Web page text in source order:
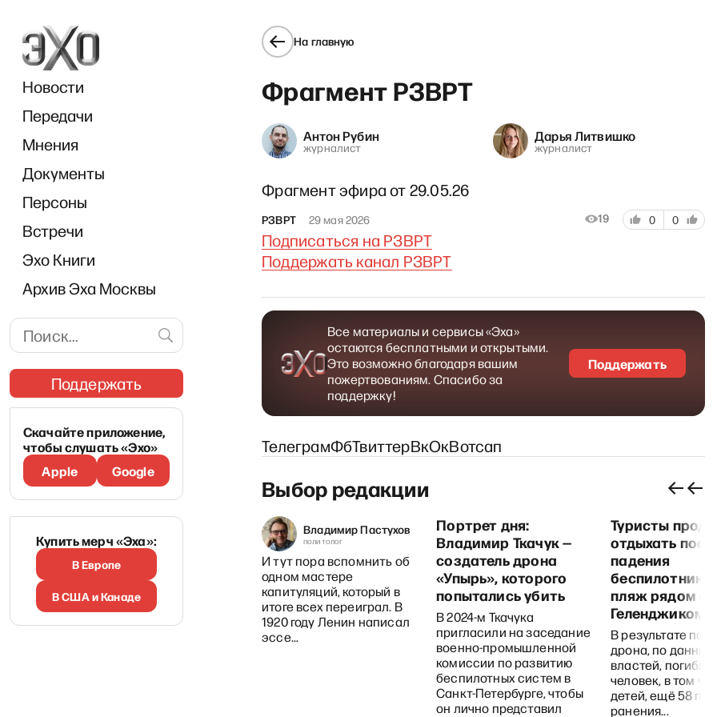
Новости
Передачи
Мнения
Документы
Персоны
Встречи
Эхо Книги
Архив Эха Москвы
Поддержать
Скачайте приложение,
чтобы слушать «Эхо»
Apple
Google
Купить мерч «Эха»:
В Европе
В США и Канаде
На главную
Фрагмент РЗВРТ
Антон Рубин
журналист
Дарья Литвишко
журналист
Фрагмент эфира от 29.05.26
РЗВРТ 29 мая 2026 19 0 0
Подписаться на РЗВРТ
Поддержать канал РЗВРТ
Все материалы и сервисы «Эха»
остаются бесплатными и открытыми.
Это возможно благодаря вашим
пожертвованиям. Спасибо за
поддержку!
Поддержать
ТелеграмФбТвиттерВкОкВотсап
Выбор редакции
журналист
будет
когда
Кирилл Мартынов
главный редактор «Новой
газеты Европа»
Трудно придумать образ,
который лучше передаст
состояние России в 2026
году...
Владимир Пастухов
политолог
И тут пора вспомнить об
одном мастере
капитуляций, который в
итоге всех переиграл. В
1920 году Ленин написал
эссе...
Портрет дня:
Владимир Ткачук —
создатель дрона
«Упырь», которого
попытались убить
В 2024-м Ткачука
пригласили на заседание
военно-промышленной
комиссии по развитию
беспилотных систем в
Санкт-Петербурге, чтобы
он лично представил
Туристы
отдыхать после
падения
беспилотника
пляж рядом с
Геленджиком
В результате
дрона, по данным
властей, погибли
человек, в том
детей, ещё 58
ранения...
«Лазарева Тут» с